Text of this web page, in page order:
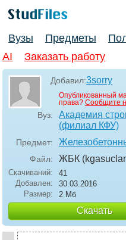
Вузы Предметы
AI
Заказать работу
Добавил:3sorry
Опубликованный
права? Сообщите
Вуз:
Академия
(филиал КФУ)
Предмет:
Файл: ЖБК
Скачиваний:
41
Добавлен:
30.03.2016
Размер:
2 Мб
Скачать